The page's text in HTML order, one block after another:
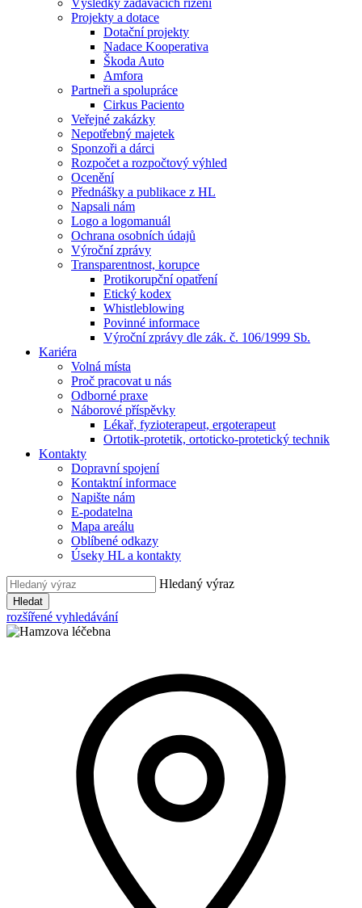
Výsledky zadávacích řízení
Projekty a dotace
Dotační projekty
Nadace Kooperativa
Škoda Auto
Amfora
Partneři a spolupráce
Cirkus Paciento
Veřejné zakázky
Nepotřebný majetek
Sponzoři a dárci
Rozpočet a rozpočtový výhled
Ocenění
Přednášky a publikace z HL
Napsali nám
Logo a logomanuál
Ochrana osobních údajů
Výroční zprávy
Transparentnost, korupce
Protikorupční opatření
Etický kodex
Whistleblowing
Povinné informace
Výroční zprávy dle zák. č. 106/1999 Sb.
Kariéra
Volná místa
Proč pracovat u nás
Odborné praxe
Náborové příspěvky
Lékař, fyzioterapeut, ergoterapeut
Ortotik-protetik, ortoticko-protetický technik
Kontakty
Dopravní spojení
Kontaktní informace
Napište nám
E-podatelna
Mapa areálu
Oblíbené odkazy
Úseky HL a kontakty
Hledaný výraz
Hledat
rozšířené vyhledávání